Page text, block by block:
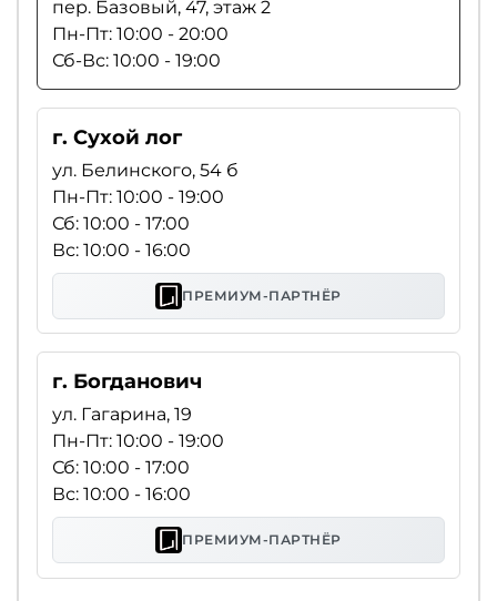
пер. Базовый, 47, этаж 2
Пн-Пт: 10:00 - 20:00
Сб-Вс: 10:00 - 19:00
г. Сухой лог
ул. Белинского, 54 б
Пн-Пт: 10:00 - 19:00
Сб: 10:00 - 17:00
Вс: 10:00 - 16:00
ПРЕМИУМ-ПАРТНЁР
г. Богданович
ул. Гагарина, 19
Пн-Пт: 10:00 - 19:00
Сб: 10:00 - 17:00
Вс: 10:00 - 16:00
ПРЕМИУМ-ПАРТНЁР